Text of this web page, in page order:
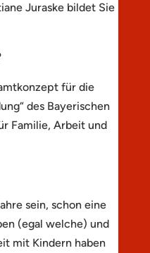
Juraske bildet Sie
für die
des Bayerischen
Familie, Arbeit und
sein, schon eine
(egal welche) und
mit Kindern haben